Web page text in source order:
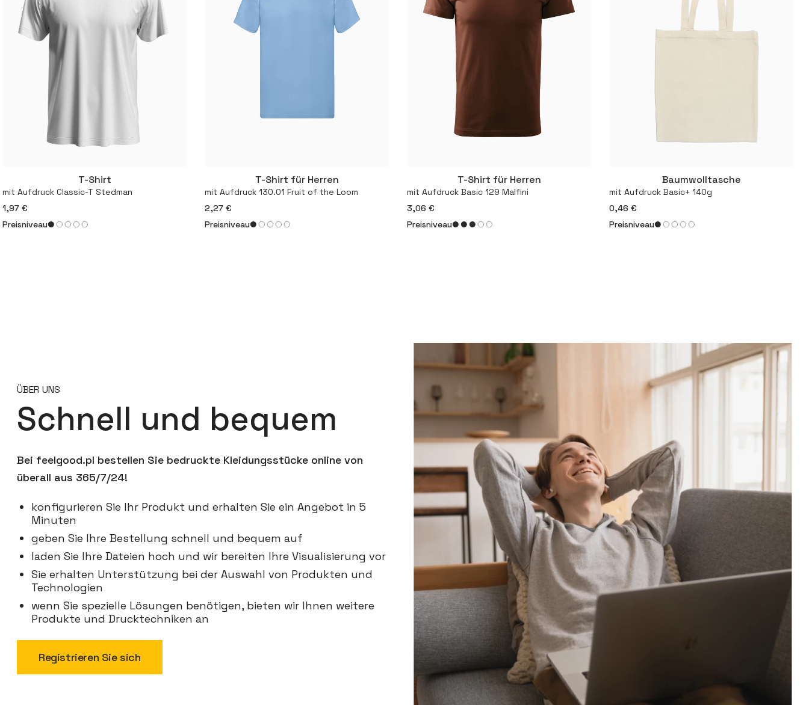
Mehr
T-Shirt
mit Aufdruck Classic-T Stedman
1,97 €
Preisniveau
Mehr
T-Shirt für Herren
mit Aufdruck 130.01 Fruit of the Loom
2,27 €
Preisniveau
Mehr
T-Shirt für Herren
mit Aufdruck Basic 129 Malfini
3,06 €
Preisniveau
Mehr
Baumwolltasche
mit Aufdruck Basic+ 140g
0,46 €
Preisniveau
ÜBER UNS
Schnell und bequem
Bei feelgood.pl bestellen Sie bedruckte Kleidungsstücke online von
überall aus 365/7/24!
konfigurieren Sie Ihr Produkt und erhalten Sie ein Angebot in 5
Minuten
geben Sie Ihre Bestellung schnell und bequem auf
laden Sie Ihre Dateien hoch und wir bereiten Ihre Visualisierung vor
Sie erhalten Unterstützung bei der Auswahl von Produkten und
Technologien
wenn Sie spezielle Lösungen benötigen, bieten wir Ihnen weitere
Produkte und Drucktechniken an
Registrieren Sie sich